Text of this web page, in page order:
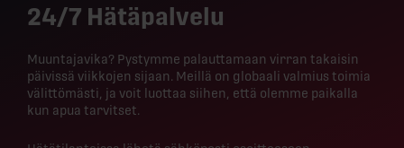
24/7 Hätäpalvelu
Muuntajavika? Pystymme palauttamaan virran takaisin
päivissä viikkojen sijaan. Meillä on globaali valmius toimia
välittömästi, ja voit luottaa siihen, että olemme paikalla
kun apua tarvitset.